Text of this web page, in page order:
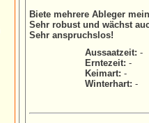
Biete mehrere Ableger
Sehr robust und wächst
Sehr anspruchslos!
Aussaatzeit: -
Erntezeit: -
Keimart: -
Winterhart: -